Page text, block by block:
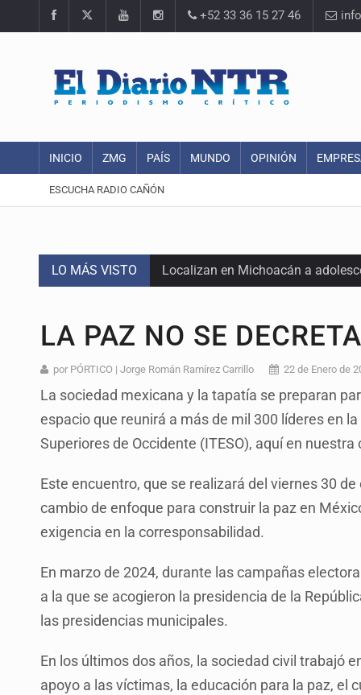
+52 33 36 15 27 46
INICIO ZMG PAÍS MUNDO OPINIÓN
ESCUCHA RADIO CAÑÓN
LO MÁS VISTO Localizan en Michoacán a
Lamenta Carla Humphrey la
Desapariciones en Jalisco, con
Sorprende serpiente a mujer en
Policías bajo la mira: La CEDHJ
LA PAZ NO SE
por PÓRTICO | Jorge Román Ramírez Carrillo 22 de Enero de
La sociedad mexicana y la tapatía se preparan
espacio que reunirá a más de mil 300 líderes en
Superiores de Occidente (ITESO), aquí en
Este encuentro, que se realizará del viernes 30
cambio de enfoque para construir la paz en
exigencia en la corresponsabilidad.
En marzo de 2024, durante las campañas
a la que se acogieron la presidencia de la
las presidencias municipales.
En los últimos dos años, la sociedad civil trabajó
apoyo a las víctimas, la educación para la paz, el